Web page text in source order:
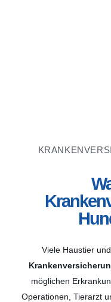
Viele Haustier
möglichen
Operationen, Tierarzt